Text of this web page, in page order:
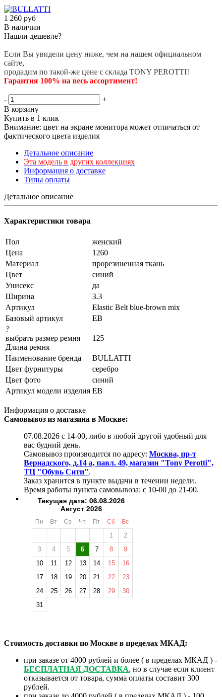
1 260 руб
В наличии
Нашли дешевле?
Если Вы увидели цену ниже, чем на нашем официальном
сайте,
продадим по такой-же цене с склада TONY PEROTTI!
Гарантия 100% на весь ассортимент!
-
+
В корзину
Купить в 1 клик
Внимание: цвет на экране монитора может отличаться от
фактического цвета изделия
Детальное описание
Эта модель в других коллекциях
Информация о доставке
Типы оплаты
Детальное описание
Характеристики товара
Пол
женский
Цена
1260
Материал
прорезиненная ткань
Цвет
синий
Унисекс
да
Ширина
3.3
Артикул
Elastic Belt blue-brown mix
Базовый артикул
EB
?
выбрать размер ремня
Длина ремня
125
Наименование бренда
BULLATTI
Цвет фурнитуры
серебро
Цвет фото
синий
Артикул модели изделия EB
Информация о доставке
Самовывоз из магазина в Москве:
07.08.2026 с 14-00, либо в любой другой удобный для
вас будний день.
Самовывоз производится по адресу: Москва, пр-т
Вернадского, д.14 а, павл. 49, магазин "Tony Perotti",
ТЦ "Обувь Сити".
Заказ хранится в пункте выдачи в течении недели.
Время работы пункта самовывоза: с 10-00 до 21-00.
Текущая дата: 06.08.2026
Август 2026
Пн Вт Ср Чт Пт Сб Вс
1
2
3
4 5 6 7 8
9
10
11 12 13 14 15
16
17
18 19 20 21 22
23
24
25 26 27 28 29
30
31
Стоимость доставки по Москве в пределах МКАД:
при заказе от 4000 рублей и более ( в пределах МКАД ) -
БЕСПЛАТНАЯ ДОСТАВКА, но в случае если клиент
отказывается от товара, сумма оплаты составит 300
рублей.